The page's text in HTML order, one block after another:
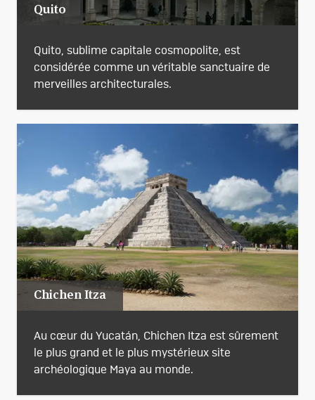
Quito
Quito, sublime capitale cosmopolite, est
considérée comme un véritable sanctuaire de
merveilles architecturales.
Chichen Itza
Au cœur du Yucatán, Chichen Itza est sûrement
le plus grand et le plus mystérieux site
archéologique Maya au monde.